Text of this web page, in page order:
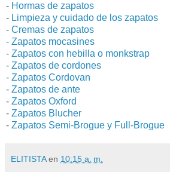
- Hormas de zapatos
- Limpieza y cuidado de los zapatos
- Cremas de zapatos
- Zapatos mocasines
- Zapatos con hebilla o monkstrap
- Zapatos de cordones
- Zapatos Cordovan
- Zapatos de ante
- Zapatos Oxford
- Zapatos Blucher
- Zapatos Semi-Brogue y Full-Brogue
ELITISTA en 10:15 a. m.